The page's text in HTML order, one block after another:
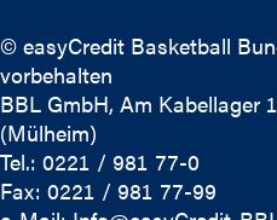
© easyCredit Basketball
vorbehalten
BBL GmbH, Am Kabellager
(Mülheim)
Tel.: 0221 / 981 77-0
Fax: 0221 / 981 77-99